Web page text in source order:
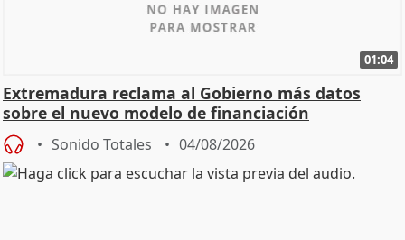
01:04
Extremadura reclama al Gobierno más datos
sobre el nuevo modelo de financiación
Sonido Totales 04/08/2026